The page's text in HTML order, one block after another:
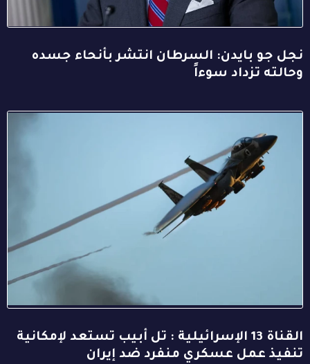
نجل جو بايدن: السرطان انتشر بأنحاء جسده
وحالته تزداد سوءاً
القناة 13 الإسرائيلية : تل أبيب تستعد لإمكانية
تنفيذ عمل عسكري منفرد ضد إيران